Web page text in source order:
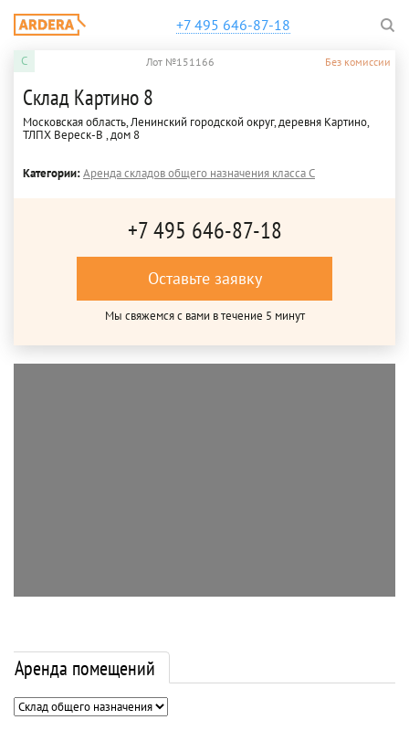
+7 495 646-87-18
C Лот №151166 Без комиссии
Склад Картино 8
Московская область, Ленинский городской округ, деревня Картино,
ТЛПХ Вереск-В , дом 8
Категории:Аренда складов общего назначения класса C
+7 495 646-87-18
Оставьте заявку
Мы свяжемся с вами в течение 5 минут
Аренда помещений